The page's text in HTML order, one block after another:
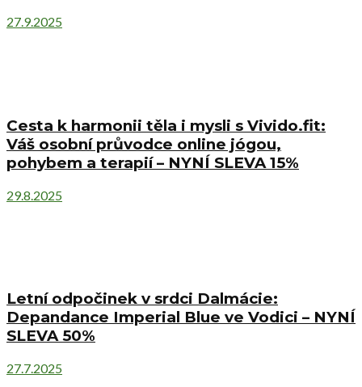
27.9.2025
Cesta k harmonii těla i mysli s Vivido.fit:
Váš osobní průvodce online jógou,
pohybem a terapií – NYNÍ SLEVA 15%
29.8.2025
Letní odpočinek v srdci Dalmácie:
Depandance Imperial Blue ve Vodici – NYNÍ
SLEVA 50%
27.7.2025